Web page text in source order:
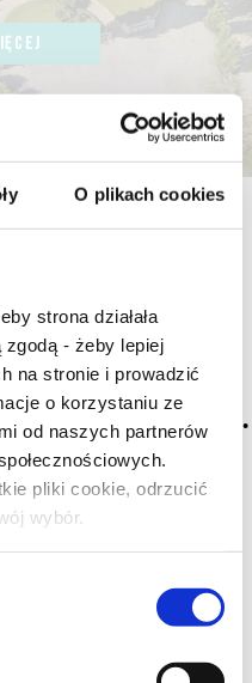
O plikach cookies
strona działała
zgodą - żeby lepiej
na stronie i prowadzić
o korzystaniu ze
od naszych partnerów
pliki cookie, odrzucić
wybór.
18 lat?
aromes
przypominających
o niuansach aptecznego
siarki,
octu, fenolu,
aromaty chemiczne →